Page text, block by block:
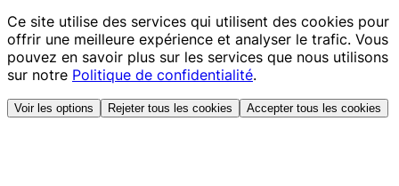
Ce site utilise des services qui utilisent des cookies pour
offrir une meilleure expérience et analyser le trafic. Vous
pouvez en savoir plus sur les services que nous utilisons
sur notre Politique de confidentialité.
Voir les options Rejeter tous les cookies Accepter tous les cookies